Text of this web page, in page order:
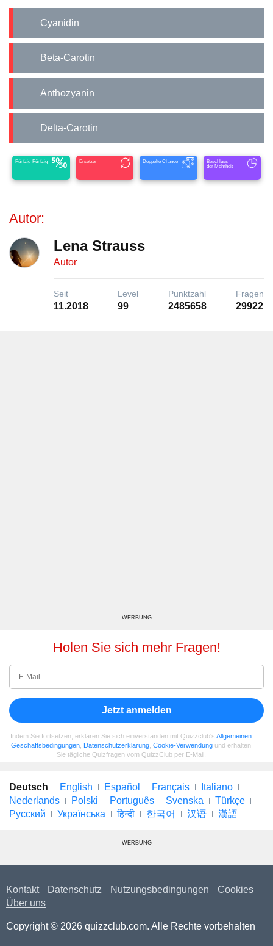
Cyanidin
Beta-Carotin
Anthozyanin
Delta-Carotin
Fünfzig-Fünfzig Ersetzen Doppelte Chance
Beschluss
der Mehrheit
Autor:
Lena Strauss
Autor
Seit
11.2018
Level
99
Punktzahl
2485658
Fragen
29922
WERBUNG
Holen Sie sich mehr Fragen!
Jetzt anmelden
Indem Sie fortsetzen, erklären Sie sich einverstanden mit Quizzclub's Allgemeinen
Geschäftsbedingungen Datenschutzerklärung Cookie-Verwendung und erhalten
Sie tägliche Quizfragen vom QuizzClub per E-Mail.
Deutsch English Español Français
Italiano
Nederlands
Polski Português Svenska
Türkçe
Русский
Українська हिन्दी 한국어 汉语 漢語
WERBUNG
Kontakt Datenschutz Nutzungsbedingungen
Cookies
Über uns
Copyright © 2026 quizzclub.com. Alle Rechte vorbehalten